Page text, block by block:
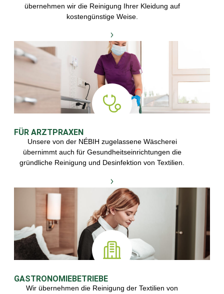
KONTAKT
übernehmen wir die Reinigung Ihrer Kleidung auf
kostengünstige Weise.
FÜR ARZTPRAXEN
Unsere von der NÉBIH zugelassene Wäscherei
übernimmt auch für Gesundheitseinrichtungen die
gründliche Reinigung und Desinfektion von Textilien.
GASTRONOMIEBETRIEBE
Wir übernehmen die Reinigung der Textilien von